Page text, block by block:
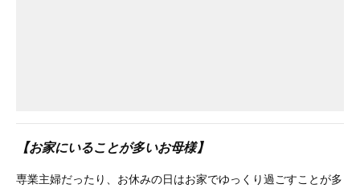
【お家にいることが多いお母様】
専業主婦だったり、お休みの日はお家でゆっくり過ごすことが多